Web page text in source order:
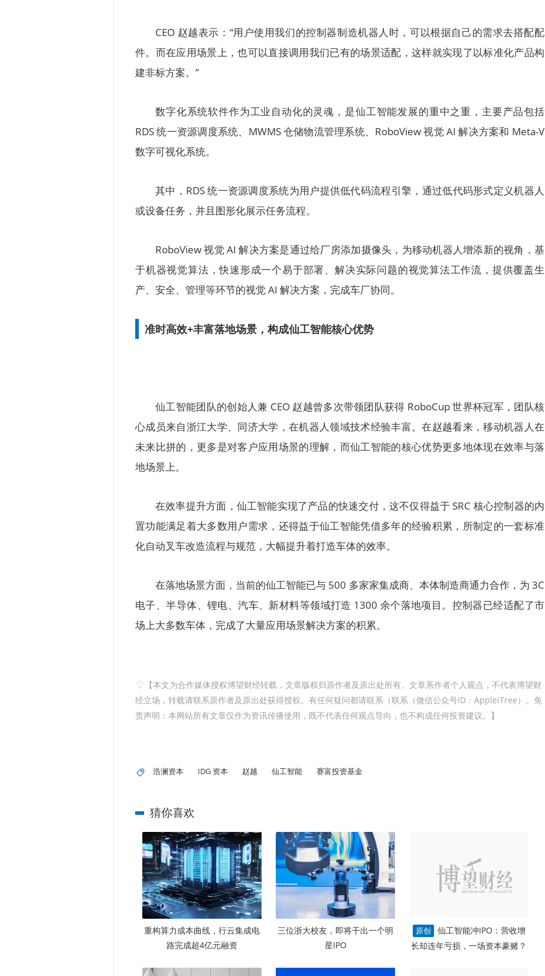
CEO 赵越表示：“用户使用我们的控制器制造机器人时，可以根据自己的需求去搭配配
件。而在应用场景上，也可以直接调用我们已有的场景适配，这样就实现了以标准化产品构
建非标方案。”
数字化系统软件作为工业自动化的灵魂，是仙工智能发展的重中之重，主要产品包括
RDS 统一资源调度系统、MWMS 仓储物流管理系统、RoboView 视觉 AI 解决方案和 Meta-V
数字可视化系统。
其中，RDS 统一资源调度系统为用户提供低代码流程引擎，通过低代码形式定义机器人
或设备任务，并且图形化展示任务流程。
RoboView 视觉 AI 解决方案是通过给厂房添加摄像头，为移动机器人增添新的视角，基
于机器视觉算法，快速形成一个易于部署、解决实际问题的视觉算法工作流，提供覆盖生
产、安全、管理等环节的视觉 AI 解决方案，完成车厂协同。
准时高效+丰富落地场景，构成仙工智能核心优势
仙工智能团队的创始人兼 CEO 赵越曾多次带领团队获得 RoboCup 世界杯冠军，团队核
心成员来自浙江大学、同济大学，在机器人领域技术经验丰富。在赵越看来，移动机器人在
未来比拼的，更多是对客户应用场景的理解，而仙工智能的核心优势更多地体现在效率与落
地场景上。
在效率提升方面，仙工智能实现了产品的快速交付，这不仅得益于 SRC 核心控制器的内
置功能满足着大多数用户需求，还得益于仙工智能凭借多年的经验积累，所制定的一套标准
化自动叉车改造流程与规范，大幅提升着打造车体的效率。
在落地场景方面，当前的仙工智能已与 500 多家家集成商、本体制造商通力合作，为 3C
电子、半导体、锂电、汽车、新材料等领域打造 1300 余个落地项目。控制器已经适配了市
场上大多数车体，完成了大量应用场景解决方案的积累。
【本文为合作媒体授权博望财经转载，文章版权归原作者及原出处所有。文章系作者个人观点，不代表博望财
经立场，转载请联系原作者及原出处获得授权。有任何疑问都请联系（联系（微信公众号ID：AppleiTree）。免
责声明：本网站所有文章仅作为资讯传播使用，既不代表任何观点导向，也不构成任何投资建议。】
浩澜资本 IDG 资本 赵越 仙工智能 赛富投资基金
猜你喜欢
重构算力成本曲线，行云集成电
路完成超4亿元融资
三位浙大校友，即将干出一个明
星IPO
原创
仙工智能冲IPO：营收增
长却连年亏损，一场资本豪赌？